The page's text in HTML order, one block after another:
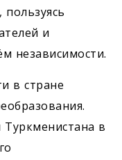
и
независимости.
в стране
в